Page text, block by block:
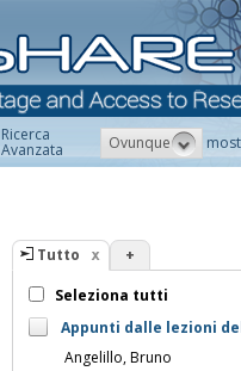
Ricerca
Avanzata Ovunque
Tutto +
Seleziona tutti
Appunti dalle lezioni
Angelillo, Bruno